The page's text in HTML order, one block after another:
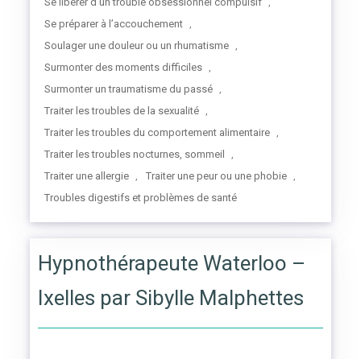
,
Se préparer à l’accouchement ,
Soulager une douleur ou un rhumatisme ,
Surmonter des moments difficiles ,
Surmonter un traumatisme du passé ,
Traiter les troubles de la sexualité ,
Traiter les troubles du comportement alimentaire ,
Traiter les troubles nocturnes, sommeil ,
Traiter une allergie , Traiter une peur ou une phobie ,
Troubles digestifs et problèmes de santé
Hypnothérapeute Waterloo –
Ixelles par Sibylle Malphettes